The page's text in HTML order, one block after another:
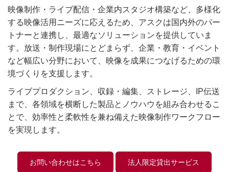
映像制作・ライブ配信・企業内スタジオ構築など、多様化
する映像活用ニーズに応えるため、アスクは国内外のパー
トナーと連携し、最適なソリューションを提供していま
す。放送・制作現場にとどまらず、企業・教育・イベント
など幅広い分野において、映像を成果につなげるための環
境づくりを支援します。
ライブプロダクション、収録・編集、ストレージ、IP伝送
まで、各領域を横断した製品とノウハウを組み合わせるこ
とで、効率性と柔軟性を兼ね備えた映像制作ワークフロー
を実現します。
お問い合わせはこちら 法人限定貸出サービス